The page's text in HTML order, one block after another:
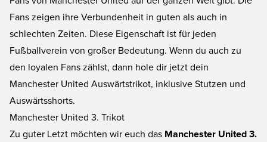
Fans zeigen ihre Verbundenheit in guten als auch in
schlechten Zeiten. Diese Eigenschaft ist für jeden
Fußballverein von großer Bedeutung. Wenn du auch zu
den loyalen Fans zählst, dann hole dir jetzt dein
Manchester United Auswärtstrikot, inklusive Stutzen und
Auswärtsshorts.
Manchester United 3. Trikot
Zu guter Letzt möchten wir euch das Manchester United 3.